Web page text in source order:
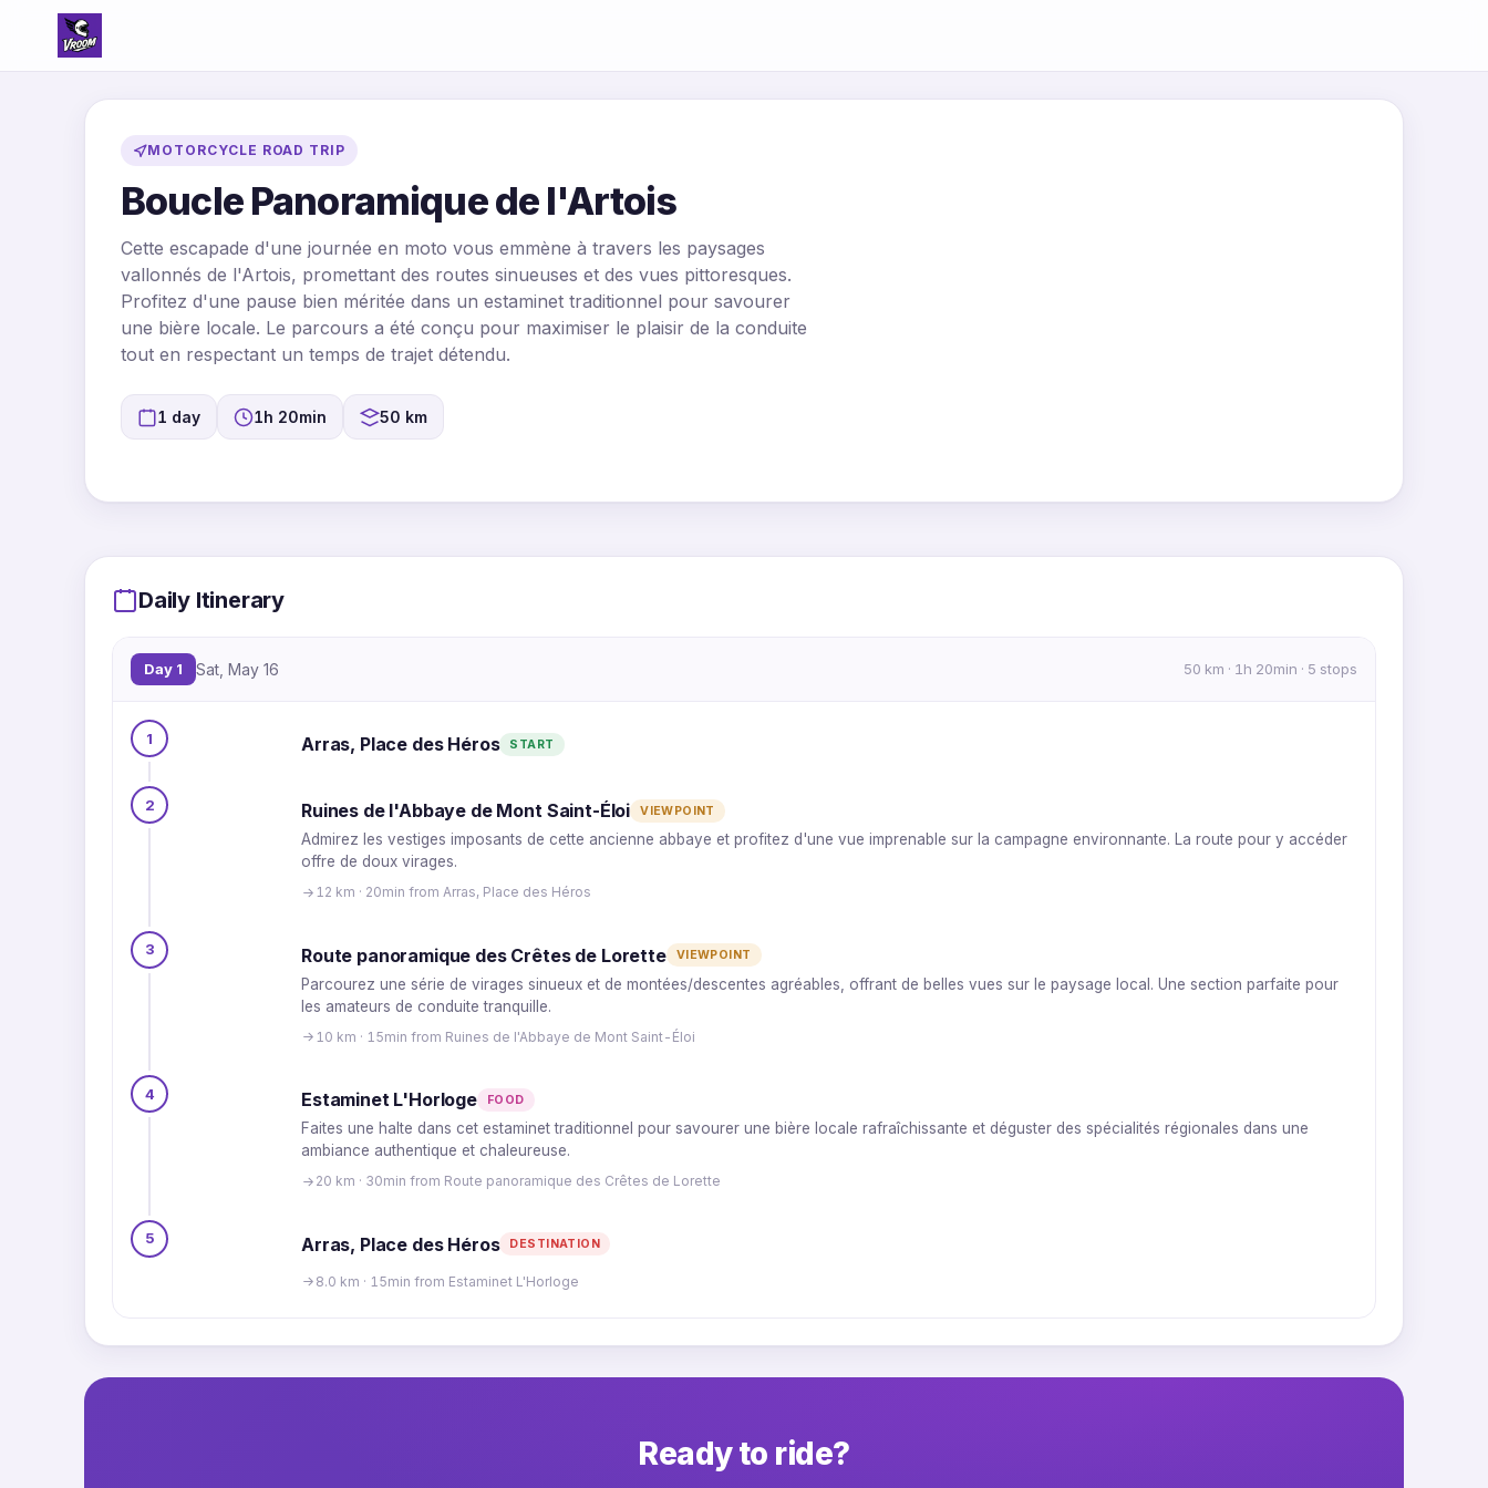
MOTORCYCLE ROAD TRIP
Boucle Panoramique de l'Artois
Cette escapade d'une journée en moto vous emmène à travers les paysages
vallonnés de l'Artois, promettant des routes sinueuses et des vues pittoresques.
Profitez d'une pause bien méritée dans un estaminet traditionnel pour savourer
une bière locale. Le parcours a été conçu pour maximiser le plaisir de la conduite
tout en respectant un temps de trajet détendu.
1 day 1h 20min 50 km
4
MapLibre|OpenFreeMap © OpenMapTilesData fromOpenStreetMap
Daily Itinerary
Day 1 Sat, May 16 50 km · 1h 20min · 5 stops
1 Arras, Place des Héros START
2 Ruines de l'Abbaye de Mont Saint-Éloi VIEWPOINT
Admirez les vestiges imposants de cette ancienne abbaye et profitez d'une vue imprenable sur la campagne environnante. La route pour y accéder
offre de doux virages.
12 km · 20min from Arras, Place des Héros
3 Route panoramique des Crêtes de Lorette VIEWPOINT
Parcourez une série de virages sinueux et de montées/descentes agréables, offrant de belles vues sur le paysage local. Une section parfaite pour
les amateurs de conduite tranquille.
10 km · 15min from Ruines de l'Abbaye de Mont Saint-Éloi
4 Estaminet L'Horloge FOOD
Faites une halte dans cet estaminet traditionnel pour savourer une bière locale rafraîchissante et déguster des spécialités régionales dans une
ambiance authentique et chaleureuse.
20 km · 30min from Route panoramique des Crêtes de Lorette
5 Arras, Place des Héros DESTINATION
8.0 km · 15min from Estaminet L'Horloge
Ready to ride?